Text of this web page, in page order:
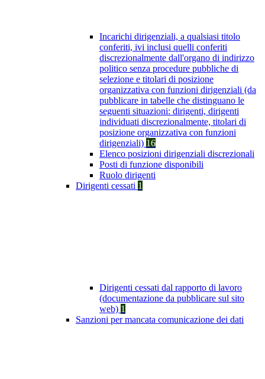
Incarichi dirigenziali, a qualsiasi titolo
conferiti, ivi inclusi quelli conferiti
discrezionalmente dall'organo di indirizzo
politico senza procedure pubbliche di
selezione e titolari di posizione
organizzativa con funzioni dirigenziali (da
pubblicare in tabelle che distinguano le
seguenti situazioni: dirigenti, dirigenti
individuati discrezionalmente, titolari di
posizione organizzativa con funzioni
dirigenziali) 16
Elenco posizioni dirigenziali discrezionali
Posti di funzione disponibili
Ruolo dirigenti
Dirigenti cessati 1
Dirigenti cessati dal rapporto di lavoro
(documentazione da pubblicare sul sito
web) 1
Sanzioni per mancata comunicazione dei dati